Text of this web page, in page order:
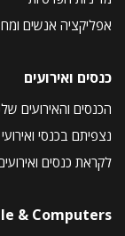
אפליקציה אנשים
כנסים ואירועים
הכנסים והאירועים
נצפיתם בכנסי
לקראת כנסים
& Computers